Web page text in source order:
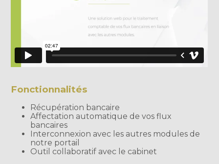
Fonctionnalités
Récupération bancaire
Affectation automatique de vos flux
bancaires
Interconnexion avec les autres modules de
notre portail
Outil collaboratif avec le cabinet